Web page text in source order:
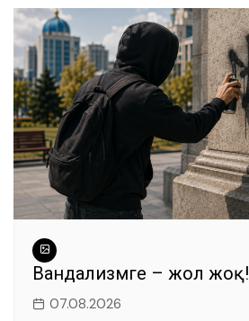
Вандализмге – жол жоқ!
07.08.2026